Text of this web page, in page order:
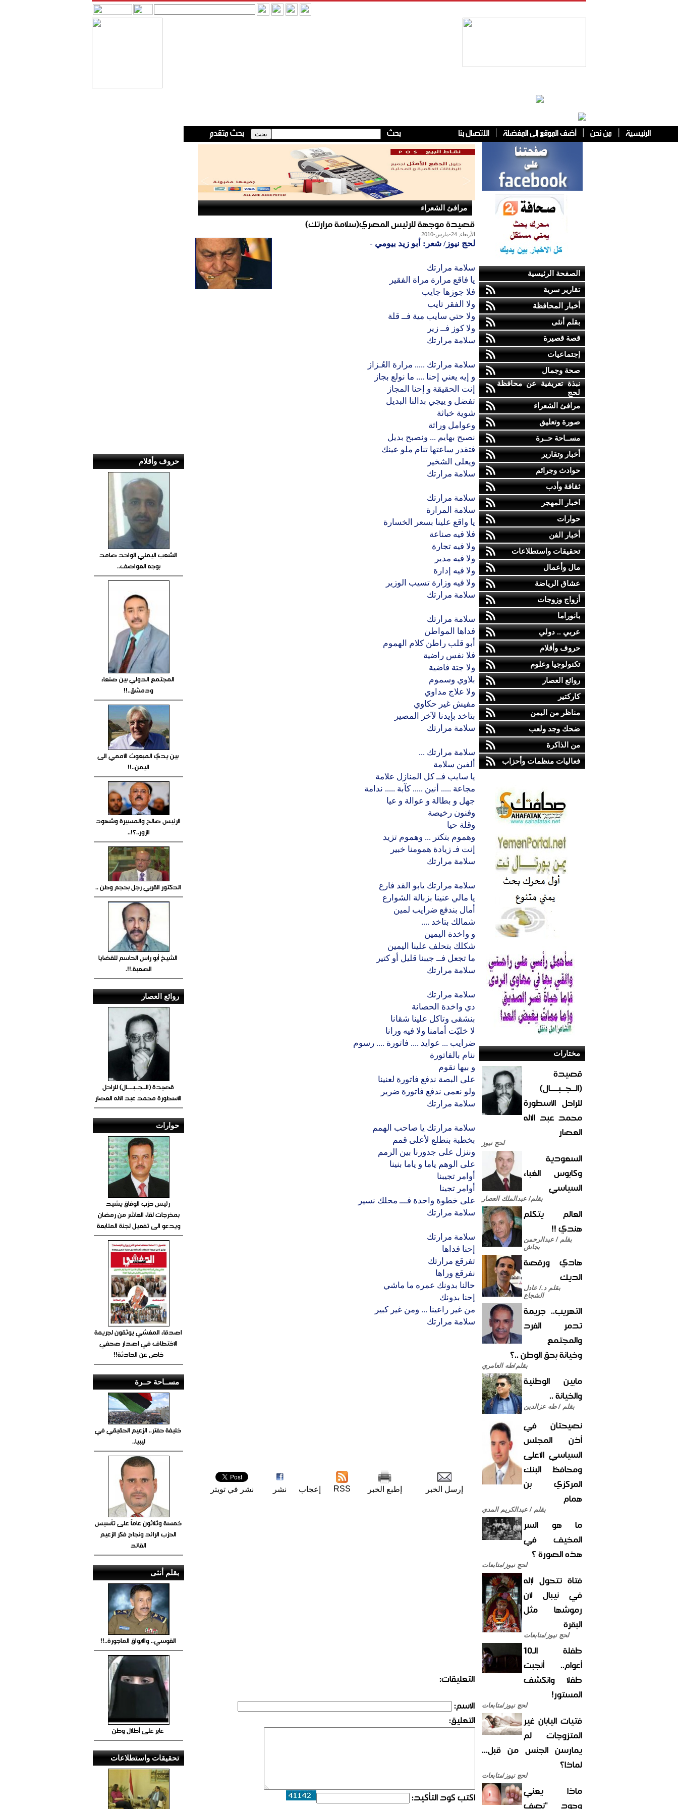
الصفحة الرئيسية
تقارير سرية
أخبار المحافظة
بقلم أنثى
قصة قصيرة
إجتماعيات
صحة وجمال
نبذة تعريفية عن محافظة
لحج
مرافئ الشعراء
صورة وتعليق
مســاحة حــرة
أخبار وتقارير
حوادث وجرائم
ثقافة وأدب
اخبار المهجر
حوارات
أخبار الفن
تحقيقات واستطلاعات
مال وأعمال
عشاق الرياضة
أزواج وزوجات
بانوراما
عربي .. دولي
حروف وأقلام
تكنولوجيا وعلوم
روائع العصار
كاركتير
مناظر من اليمن
ضحك وجد ولعب
من الذاكرة
فعاليات منظمات وأحزاب
مختارات
قصيدة
(الــجــبــــال)
للراحل الأسطورة
محمد عبد الاله
العصار
لحج نيوز
السعودية
وكابوس الغباء
السياسي
بقلم/ عبدالملك العصار
العالم يتكلم
هندي !!
بقلم / عبدالرحمن
بجاش
هادي ورقصة
الديك
بقلم د./ عادل
الشجاع
التهريب.. جريمة
تدمر الفرد
والمجتمع
وخيانة بحق الوطن ..؟
بقلم/طه العامري
مابين الوطنية
والخيانة ..
بقلم / طه عزالدين
نصيحتان في
أذن المجلس
السياسي الأعلى
ومحافظ البنك
المركزي بن
همام
بقلم / عبدالكريم المدي
ما هو السر
المخيف في
هذه الصورة ؟
لحج نيوز/متابعات
فتاة تتحول لإله
في نيبال لأن
رموشها مثل
البقرة
لحج نيوز/متابعات
طفلة الـ10
أعوام.. أنجبت
طفلاً وانكشف
المستور!
لحج نيوز/متابعات
فتيات اليابان غير
المتزوجات لم
يمارسن الجنس من قبل...
لماذا؟
لحج نيوز/متابعات
ماذا يعني
وجود "نصف
مرافئ الشعراء
قصيدة موجهة للرئيس المصري(سلامة مرارتك)
الأربعاء, 24-مارس-2010
لحج نيوز/ شعر: أبو زيد بيومي -
سلامة مرارتك
يا فاقع مرارة مراة الفقير
فلا جوزها جايب
ولا الفقر تايب
ولا حتي سايب مية فــ قلة
ولا كوز فــ زير
سلامة مرارتك
سلامة مرارتك ..... مرارة العُـزاز
و إيه يعني إحنا .... ما نولع بجاز
إنت الحقيقة و إحنا المجاز
تفضل و ييجي بدالنا البديل
شوية خباثة
وعوامل وراثة
نصبح بهايم ... ونصبح بديل
فتقدر ساعتها تنام ملو عينك
ويعلى الشخير
سلامة مرارتك
سلامة مرارتك
سلامة المرارة
يا واقع علينا بسعر الخسارة
فلا فيه صناعة
ولا فيه تجارة
ولا فيه مدير
ولا فيه إدارة
ولا فيه وزارة تسيب الوزير
سلامة مرارتك
سلامة مرارتك
فداها المواطن
أبو قلب راطن كلام الهموم
فلا نفس راضية
ولا جتة فاضية
بلاوي وسموم
ولا علاج مداوي
مفيش غير حكاوي
بتاخد بإيدنا لآخر المصير
سلامة مرارتك
سلامة مرارتك ...
ألفين سلامة
يا سايب فــ كل المنازل علامة
مجاعة ..... أنين ..... كآبة ..... ندامة
جهل و بطالة و عوالة و عيا
وفنون رخيصة
وقلة حيا
وهموم بتكتر ... وهموم تزيد
إنت فـ زيادة همومنا خبير
سلامة مرارتك
سلامة مرارتك يابو القد فارع
يا مالي عنينا بزبالة الشوارع
أمال بندفع ضرايب لمين
شمالك بتاخد ....
و واخدة اليمين
شكلك بتحلف علينا اليمين
ما تجعل فــ جيبنا قليل أو كتير
سلامة مرارتك
سلامة مرارتك
دي واخدة الحصانة
بنشقى وتاكل علينا شقانا
لا خليّت أمامنا ولا فيه ورانا
ضرايب ... عوايد .... فاتورة .... رسوم
ننام بالفاتورة
و بيها نقوم
على البصة ندفع فاتورة لعنينا
ولو نعمى ندفع فاتورة ضرير
سلامة مرارتك
سلامة مرارتك يا صاحب الهمم
بخطبة بنطلع لأعلى قمم
وننزل على جدورنا بين الرمم
على الوهم ياما و ياما بنينا
أوامر تجيبنا
أوامر تجينا
على خطوة واحدة فـــ محلك نسير
سلامة مرارتك
سلامة مرارتك
إحنا فداها
تفرقع مرارتك
نفرقع وراها
حالنا بدونك عمره ما ماشي
إحنا بدونك
من غير راعينا ... ومن غير كبير
سلامة مرارتك
إرسل الخبر إطبع الخبر RSS إعجاب نشر نشر في تويتر
التعليقات:
الاسم:
التعليق:
اكتب كود التأكيد:
حروف وأقلام
الشعب اليمني الواحد صامد
بوجه العواصف..
المجتمع الدولي بين صنعاء
ودمشق..!!
بين يدي المبعوث الأممي الى
اليمن..!!
الرئيس صالح والمسيرة وشهود
الزور..؟!..
الدكتور القربي رجل بحجم وطن ..
الشيخ أبو راس الحاسم للقضايا
الصعبة.!!.
روائع العصار
قصيدة (الــجــبــــال) للراحل
الأسطورة محمد عبد الاله العصار
حوارات
رئيس حزب الوفاق يشيد
بمخرجات لقاء العاشر من رمضان
ويدعو الى تفعيل لجنة المتابعة
اصدقاء المغشي يوثقون لجريمة
الاختطاف في اصدار صحفي
خاص عن الحادثة!!
مســاحة حــرة
خليفة حفتر.. الزعيم الحقيقي في
ليبيا..
خمسة وثلاثون عاماً على تأسيس
الحزب الرائد ونجاح فكر الزعيم
القائد
بقلم أنثى
القوسي.. والابواق الماجورة..!!
عابر على أطلال وطن
تحقيقات واستطلاعات